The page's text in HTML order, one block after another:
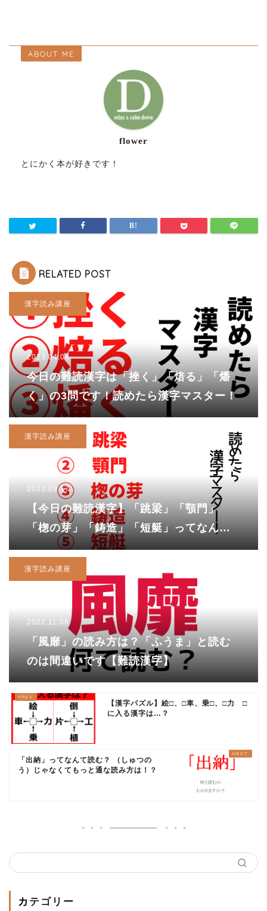
ABOUT ME
flower
とにかく本が好きです！
RELATED POST
漢字読み講座
2023.04.04
今日の難読漢字は「挫く」「焙る」「燔
く」の3問です！読めたら漢字マスター！
漢字読み講座
2023.09.17
【今日の難読漢字】「跳梁」「顎門」
「楤の芽」「鋳造」「短艇」ってなんて
読む？
漢字読み講座
2022.11.06
「風靡」の読み方は？「ふうま」と読む
のは間違いです【難読漢字】
【漢字パズル】絵□、□車、乗□、□力 □
に入る漢字は…？
「出納」ってなんて読む？ （しゅつの
う）じゃなくてもっと通な読み方は！？
カテゴリー